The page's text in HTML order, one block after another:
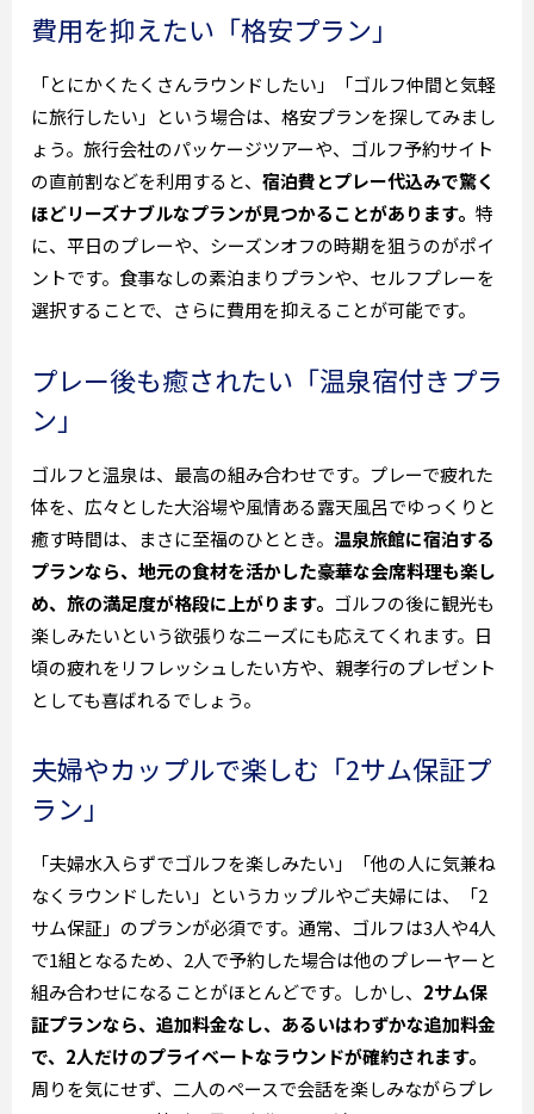
費用を抑えたい「格安プラン」
「とにかくたくさんラウンドしたい」「ゴルフ仲間と気軽
に旅行したい」という場合は、格安プランを探してみまし
ょう。旅行会社のパッケージツアーや、ゴルフ予約サイト
の直前割などを利用すると、 宿泊費とプレー代込みで驚く
ほどリーズナブルなプランが見つかることがあります。 特
に、平日のプレーや、シーズンオフの時期を狙うのがポイ
ントです。食事なしの素泊まりプランや、セルフプレーを
選択することで、さらに費用を抑えることが可能です。
プレー後も癒されたい「温泉宿付きプラ
ン」
ゴルフと温泉は、最高の組み合わせです。プレーで疲れた
体を、広々とした大浴場や風情ある露天風呂でゆっくりと
癒す時間は、まさに至福のひととき。 温泉旅館に宿泊する
プランなら、地元の食材を活かした豪華な会席料理も楽し
め、旅の満足度が格段に上がります。 ゴルフの後に観光も
楽しみたいという欲張りなニーズにも応えてくれます。日
頃の疲れをリフレッシュしたい方や、親孝行のプレゼント
としても喜ばれるでしょう。
夫婦やカップルで楽しむ「2サム保証プ
ラン」
「夫婦水入らずでゴルフを楽しみたい」「他の人に気兼ね
なくラウンドしたい」というカップルやご夫婦には、「2
サム保証」のプランが必須です。通常、ゴルフは3人や4人
で1組となるため、2人で予約した場合は他のプレーヤーと
組み合わせになることがほとんどです。しかし、 2サム保
証プランなら、追加料金なし、あるいはわずかな追加料金
で、2人だけのプライベートなラウンドが確約されます。
周りを気にせず、二人のペースで会話を楽しみながらプレ